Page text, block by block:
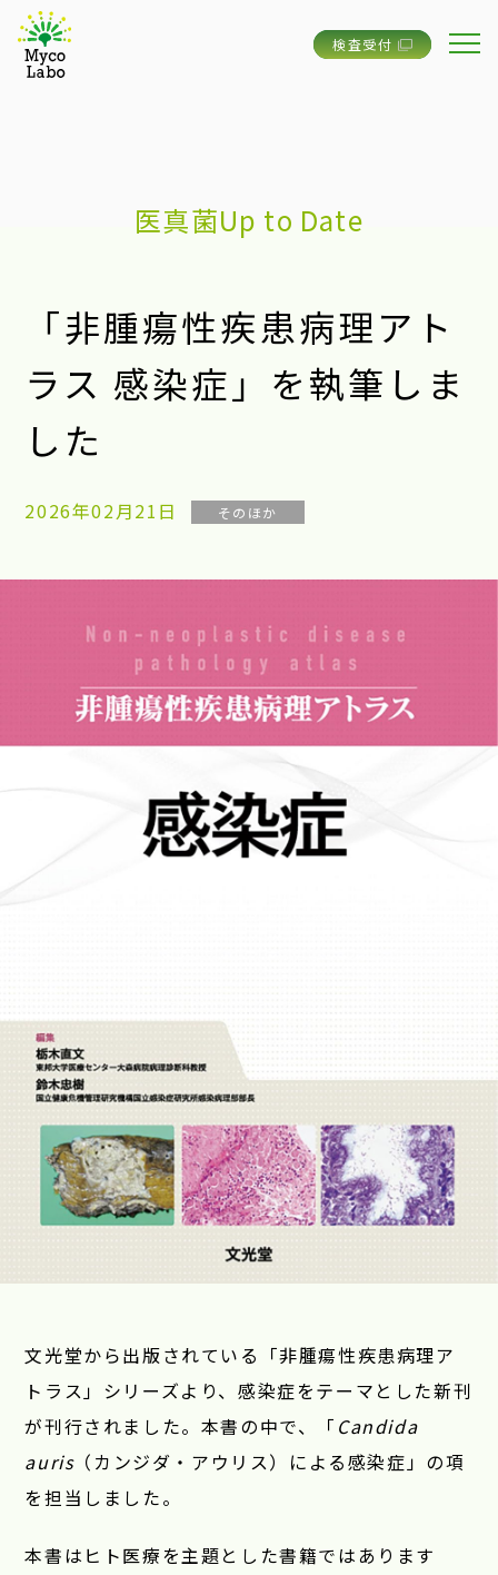
検査受付
医真菌Up to Date
「非腫瘍性疾患病理アト
ラス 感染症」を執筆しま
した
2026年02月21日 そのほか
文光堂から出版されている「非腫瘍性疾患病理ア
トラス 」シリーズより、感染症をテーマとした新刊
が刊行されました。本書の中で、「 Candida
auris（カンジダ・アウリス）による感染症」の項
を担当しました。
本書はヒト医療を主題とした書籍ではあります